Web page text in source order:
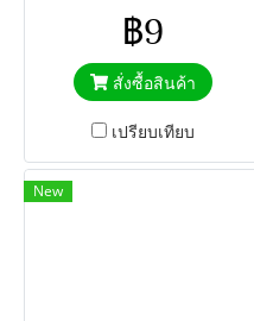
฿9
สั่งซื้อสินค้า
เปรียบเทียบ
New